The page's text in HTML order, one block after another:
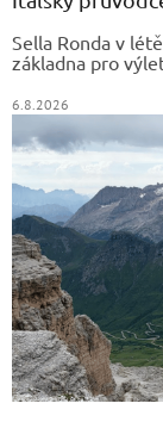
Sella Ronda v
základna pro
6.8.2026